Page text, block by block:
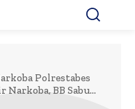
Polrestabes
BB Sabu...